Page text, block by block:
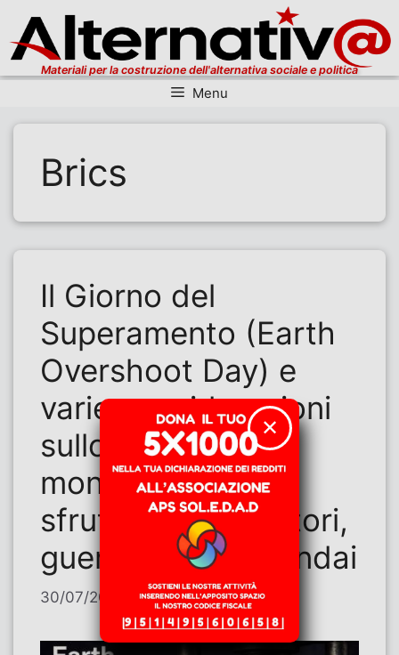
Materiali per la costruzione dell'alternativa sociale e politica
Menu
Brics
Il Giorno del
Superamento (Earth
Overshoot Day) e
varie considerazioni
sullo stato del
mondo. Ovvero
sfruttati e sfruttatori,
guerre e guerrafondai
30/07/2026 diGiorgio Riolo
✕